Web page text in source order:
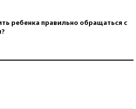
ребенка правильно обращаться с